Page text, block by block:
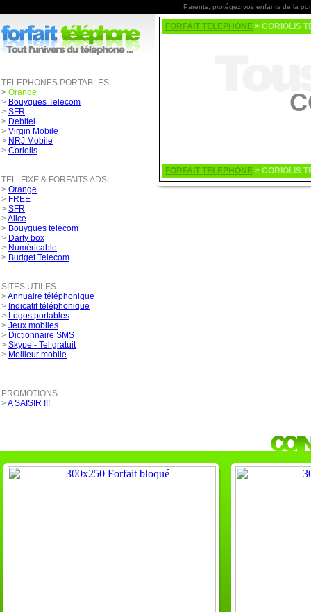
Parents, protégez vos enfants de la
TELEPHONES PORTABLES
> Orange
> Bouygues Telecom
> SFR
> Debitel
> Virgin Mobile
> NRJ Mobile
> Coriolis
TEL. FIXE & FORFAITS ADSL
> Orange
> FREE
> SFR
>Alice
> Bouygues telecom
> Darty box
> Numéricable
> Budget Telecom
SITES UTILES
>Annuaire téléphonique
> Indicatif téléphonique
> Logos portables
> Jeux mobiles
> Dictionnaire SMS
> Skype - Tel gratuit
> Meilleur mobile
PROMOTIONS
>A SAISIR !!!
FORFAIT TELEPHONE > CORIOLIS
FORFAIT TELEPHONE > CORIOLIS